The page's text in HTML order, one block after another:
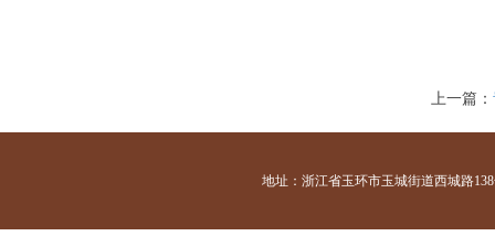
上一篇：
地址：浙江省玉环市玉城街道西城路